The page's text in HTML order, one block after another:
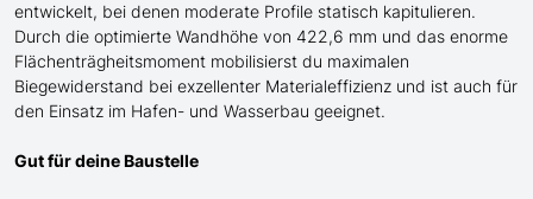
entwickelt, bei denen moderate Profile statisch kapitulieren.
Durch die optimierte Wandhöhe von 422,6 mm und das enorme
Flächenträgheitsmoment mobilisierst du maximalen
Biegewiderstand bei exzellenter Materialeffizienz und ist auch für
den Einsatz im Hafen- und Wasserbau geeignet.
Gut für deine Baustelle